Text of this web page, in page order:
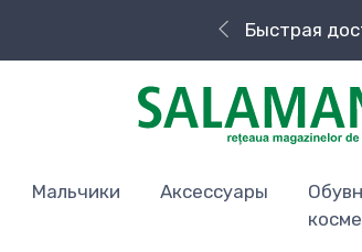
Быстрая
Мальчики Аксессуары